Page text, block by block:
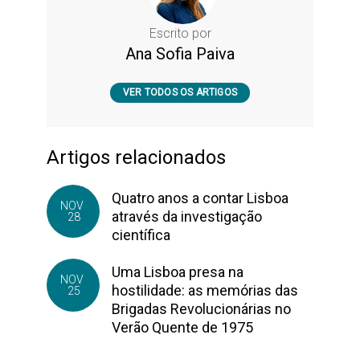
Escrito por
Ana Sofia Paiva
VER TODOS OS ARTIGOS
Artigos relacionados
NOV
28
Quatro anos a contar Lisboa
através da investigação
científica
NOV
25
Uma Lisboa presa na
hostilidade: as memórias das
Brigadas Revolucionárias no
Verão Quente de 1975